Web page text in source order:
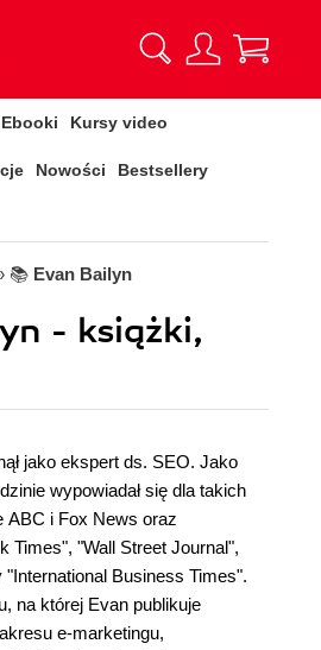
Ebooki Kursy video
Nowości Bestsellery
📚 Evan Bailyn
- książki,
jako ekspert ds. SEO. Jako
wypowiadał się dla takich
ABC i Fox News oraz
Times", "Wall Street Journal",
Business Times".
na której Evan publikuje
e-marketingu,